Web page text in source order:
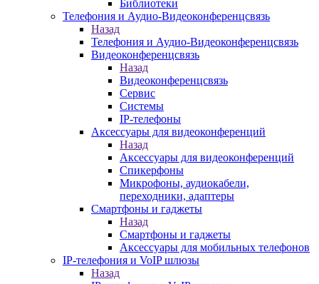
Библиотеки
Телефония и Аудио-Видеоконференцсвязь
Назад
Телефония и Аудио-Видеоконференцсвязь
Видеоконференцсвязь
Назад
Видеоконференцсвязь
Сервис
Системы
IP-телефоны
Аксессуары для видеоконференций
Назад
Аксессуары для видеоконференций
Спикерфоны
Микрофоны, аудиокабели,
переходники, адаптеры
Смартфоны и гаджеты
Назад
Смартфоны и гаджеты
Аксессуары для мобильных телефонов
IP-телефония и VoIP шлюзы
Назад